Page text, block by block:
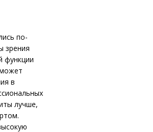
по-
зрения
функции
в
лучше,